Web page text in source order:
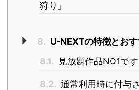
狩り」
8. U-NEXTの特徴とお
8.1.
見放題作品NO1です
8.2. 通常利用時に付与